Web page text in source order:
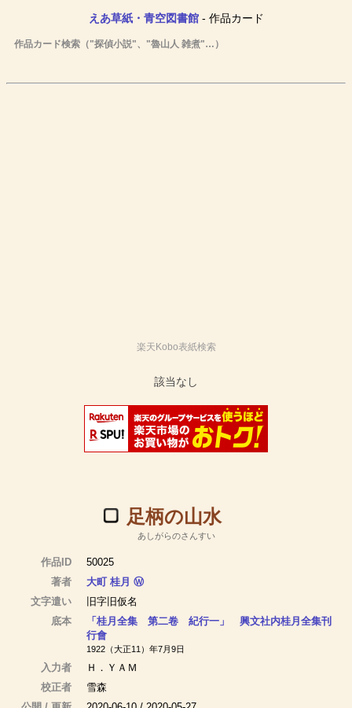
えあ草紙・青空図書館- 作品カード
作品カード検索（"探偵小説"、"魯山人 雑煮"…）
楽天Kobo表紙検索
足柄の山水
あしがらのさんすい
作品ID
50025
著者
大町 桂月 Ⓦ
文字遣い
旧字旧仮名
底本
「桂月全集 第二卷 紀行一」 興文社内桂月全集刊
行會
1922（大正11）年7月9日
入力者
Ｈ．ＹＡＭ
校正者
雪森